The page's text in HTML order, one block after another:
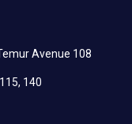
Avenue 108
140